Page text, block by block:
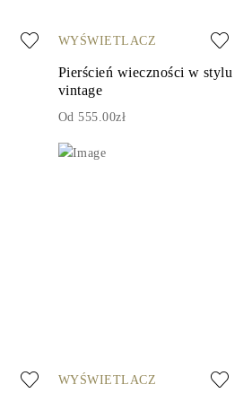
WYŚWIETLACZ
Pierścień wieczności w stylu
vintage
Od 555.00zł
WYŚWIETLACZ